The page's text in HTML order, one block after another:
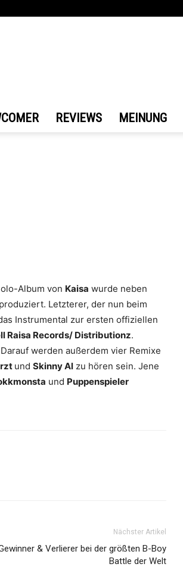
REVIEWS MEINUNG
Album von Kaisa wurde neben
produziert. Letzterer, der nun beim
Instrumental zur ersten offiziellen
Raisa Records/ Distributionz.
werden außerdem vier Remixe
und Skinny Al zu hören sein. Jene
und Puppenspieler
Nächster Artikel
& Verlierer bei der größten B-Boy
Battle der Welt